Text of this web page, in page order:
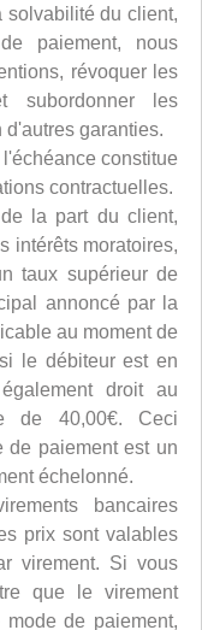
solvabilité du client,
paiement, nous
révoquer les
subordonner les
d'autres garanties.
constitue
contractuelles.
la part du client,
intérêts moratoires,
taux supérieur de
annoncé par la
au moment de
le débiteur est en
droit au
de 40,00€. Ceci
de paiement est un
échelonné.
bancaires
prix sont valables
virement. Si vous
que le virement
de paiement,